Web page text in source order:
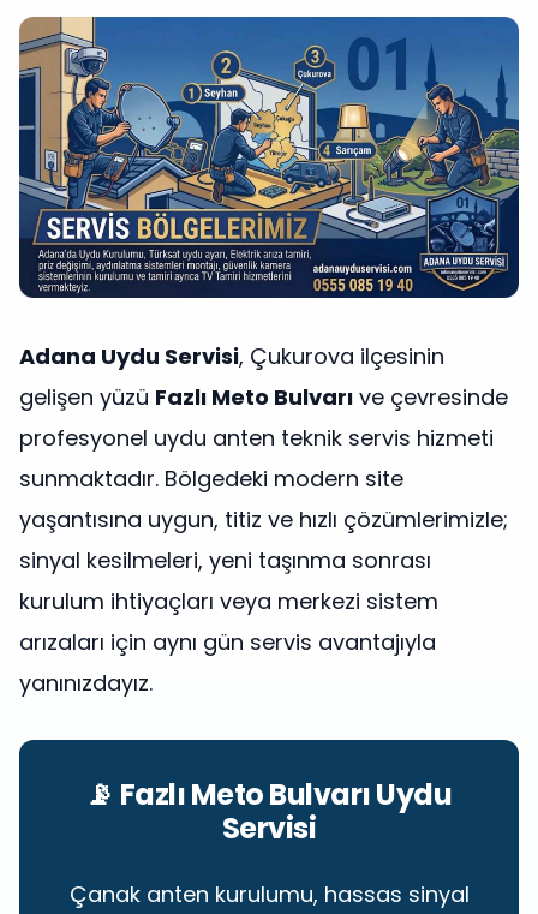
Adana Uydu Servisi, Çukurova ilçesinin
gelişen yüzü Fazlı Meto Bulvarı ve çevresinde
profesyonel uydu anten teknik servis hizmeti
sunmaktadır. Bölgedeki modern site
yaşantısına uygun, titiz ve hızlı çözümlerimizle;
sinyal kesilmeleri, yeni taşınma sonrası
kurulum ihtiyaçları veya merkezi sistem
arızaları için aynı gün servis avantajıyla
yanınızdayız.
📡 Fazlı Meto Bulvarı Uydu
Servisi
Çanak anten kurulumu, hassas sinyal